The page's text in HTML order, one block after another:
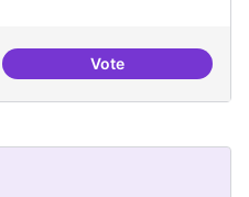
VoteProjecte Radars